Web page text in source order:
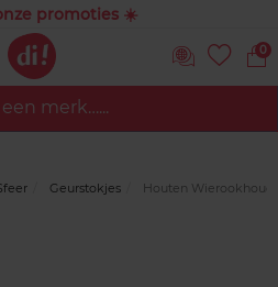
promoties ☀️
0
merk…...
Geurstokjes Houten